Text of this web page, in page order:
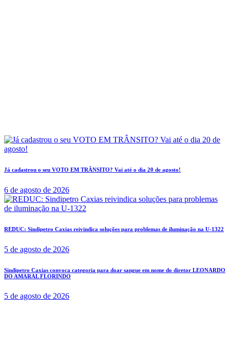
Já cadastrou o seu VOTO EM TRÂNSITO? Vai até o dia 20 de agosto!
6 de agosto de 2026
REDUC: Sindipetro Caxias reivindica soluções para problemas de iluminação na U-1322
5 de agosto de 2026
Sindipetro Caxias convoca categoria para doar sangue em nome do diretor LEONARDO
DO AMARAL FLORINDO
5 de agosto de 2026